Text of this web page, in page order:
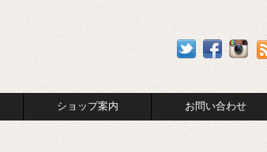
ショップ案内 お問い合わせ